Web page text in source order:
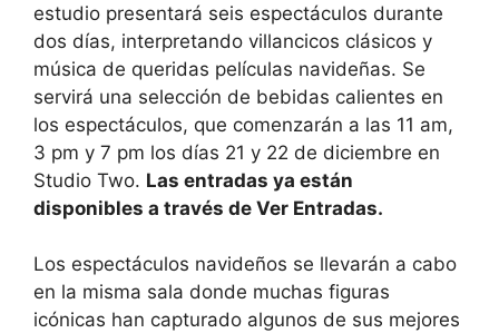
estudio presentará seis espectáculos durante
dos días, interpretando villancicos clásicos y
música de queridas películas navideñas. Se
servirá una selección de bebidas calientes en
los espectáculos, que comenzarán a las 11 am,
3 pm y 7 pm los días 21 y 22 de diciembre en
Studio Two. Las entradas ya están
disponibles a través de Ver Entradas.
Los espectáculos navideños se llevarán a cabo
en la misma sala donde muchas figuras
icónicas han capturado algunos de sus mejores